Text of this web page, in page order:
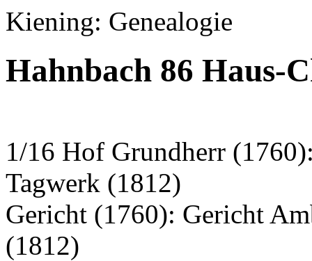
Kiening: Genealogie
Hahnbach 86 Haus-
1/16 Hof Grundherr
Tagwerk (1812)
Gericht (1760): Gericht
(1812)